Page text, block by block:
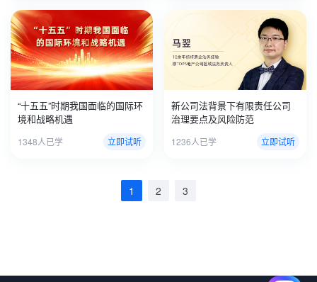
“十五五”时期我国面临的国际环
境和战略机遇
1348人已学 立即试听
新公司法背景下有限责任公司
治理要点及风险防范
1236人已学 立即试听
1 2 3